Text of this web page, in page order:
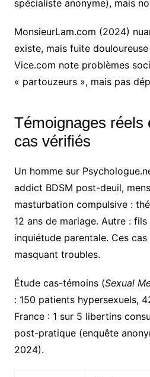
spécialiste anonyme), mais
MonsieurLam.com (2024)
existe, mais fuite
Vice.com note problèmes
« partouzeurs », mais pas
Témoignages réels
cas vérifiés
Un homme sur
addict BDSM post-deuil,
masturbation compulsive :
12 ans de mariage. Autre : fils
inquiétude parentale. Ces
masquant troubles.
Étude cas-témoins (Sexual
: 150 patients hypersexuels,
France : 1 sur 5 libertins
post-pratique (enquête
2024).